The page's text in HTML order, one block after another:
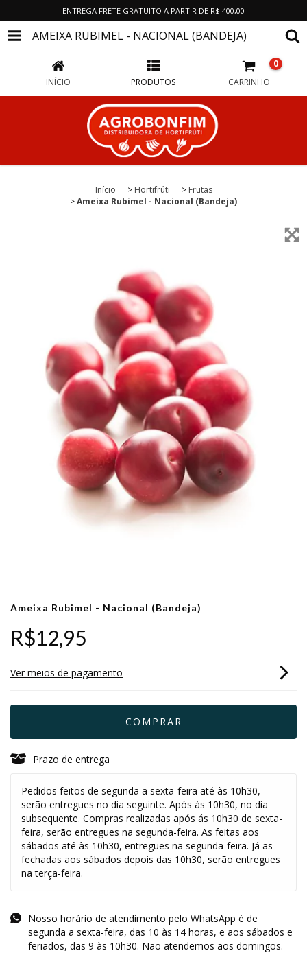
ENTREGA FRETE GRATUITO A PARTIR DE R$ 400,00
AMEIXA RUBIMEL - NACIONAL (BANDEJA)
INÍCIO PRODUTOS CARRINHO
0
Início > Hortifrúti > Frutas
>Ameixa Rubimel - Nacional (Bandeja)
Ameixa Rubimel - Nacional (Bandeja)
R$12,95
Ver meios de pagamento
Prazo de entrega
Pedidos feitos de segunda a sexta-feira até às 10h30,
serão entregues no dia seguinte. Após às 10h30, no dia
subsequente. Compras realizadas após ás 10h30 de sexta-
feira, serão entregues na segunda-feira. As feitas aos
sábados até às 10h30, entregues na segunda-feira. Já as
fechadas aos sábados depois das 10h30, serão entregues
na terça-feira.
Nosso horário de atendimento pelo WhatsApp é de
segunda a sexta-feira, das 10 às 14 horas, e aos sábados e
feriados, das 9 às 10h30. Não atendemos aos domingos.